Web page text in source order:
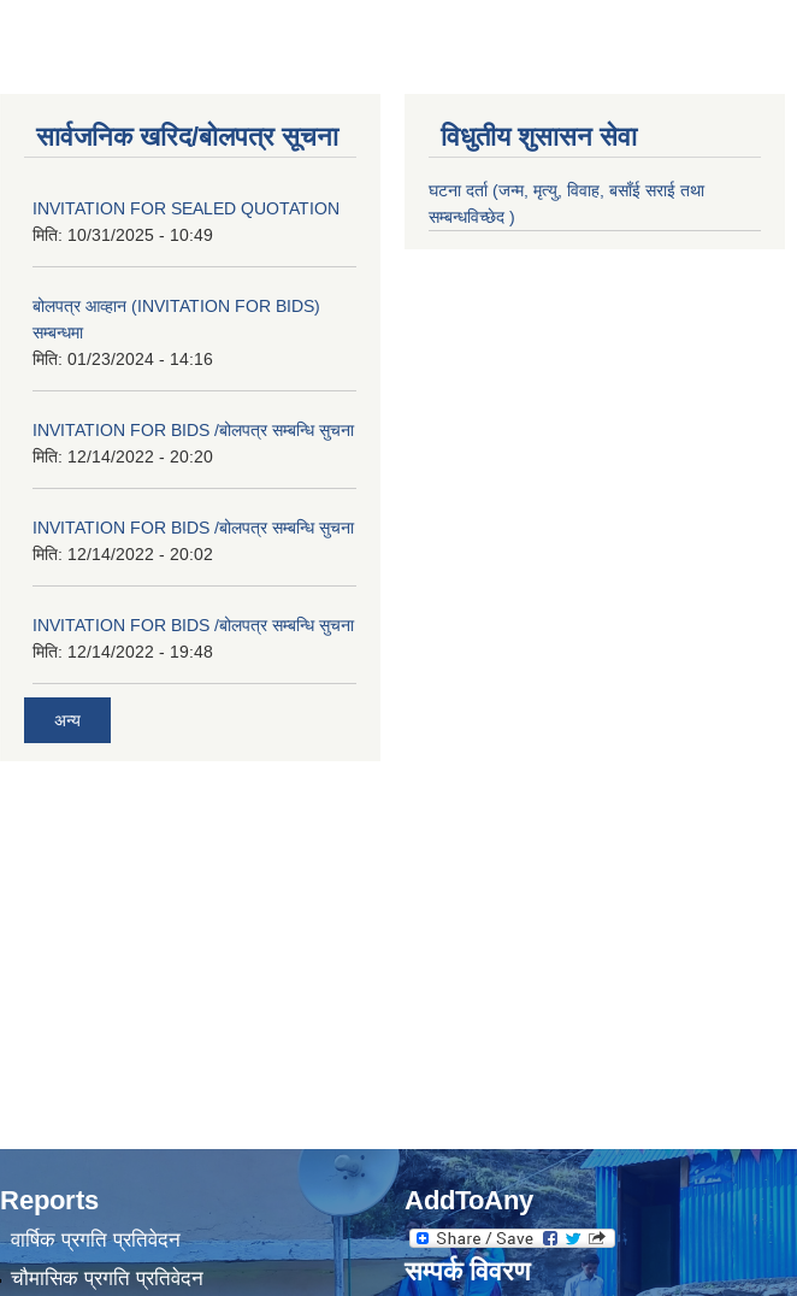
सार्वजनिक खरिद/बोलपत्र सूचना
INVITATION FOR SEALED QUOTATION
मिति: 10/31/2025 - 10:49
बोलपत्र आव्हान (INVITATION FOR BIDS)
सम्बन्धमा
मिति: 01/23/2024 - 14:16
INVITATION FOR BIDS /बोलपत्र सम्बन्धि सुचना
मिति: 12/14/2022 - 20:20
INVITATION FOR BIDS /बोलपत्र सम्बन्धि सुचना
मिति: 12/14/2022 - 20:02
INVITATION FOR BIDS /बोलपत्र सम्बन्धि सुचना
मिति: 12/14/2022 - 19:48
अन्य
विधुतीय शुसासन सेवा
घटना दर्ता (जन्म, मृत्यु, विवाह, बसाँई सराई तथा
सम्बन्धविच्छेद )
Reports
वार्षिक प्रगति प्रतिवेदन
चौमासिक प्रगति प्रतिवेदन
AddToAny
सम्पर्क विवरण